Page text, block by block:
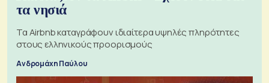
τα νησιά
Τα Airbnb καταγράφουν ιδιαίτερα υψηλές πληρότητες
στους ελληνικούς προορισμούς
Ανδρομάχη Παύλου